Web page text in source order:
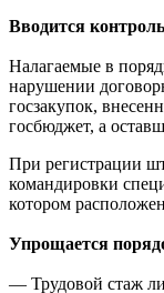
Вводится
Налагаемые в
нарушении
госзакупок,
госбюджет, а
При регистрации
командировки
котором
Упрощается
— Трудовой стаж